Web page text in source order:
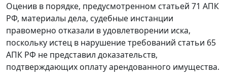
Оценив в порядке, предусмотренном статьей 71 АПК
РФ, материалы дела, судебные инстанции
правомерно отказали в удовлетворении иска,
поскольку истец в нарушение требований статьи 65
АПК РФ не представил доказательств,
подтверждающих оплату арендованного имущества.